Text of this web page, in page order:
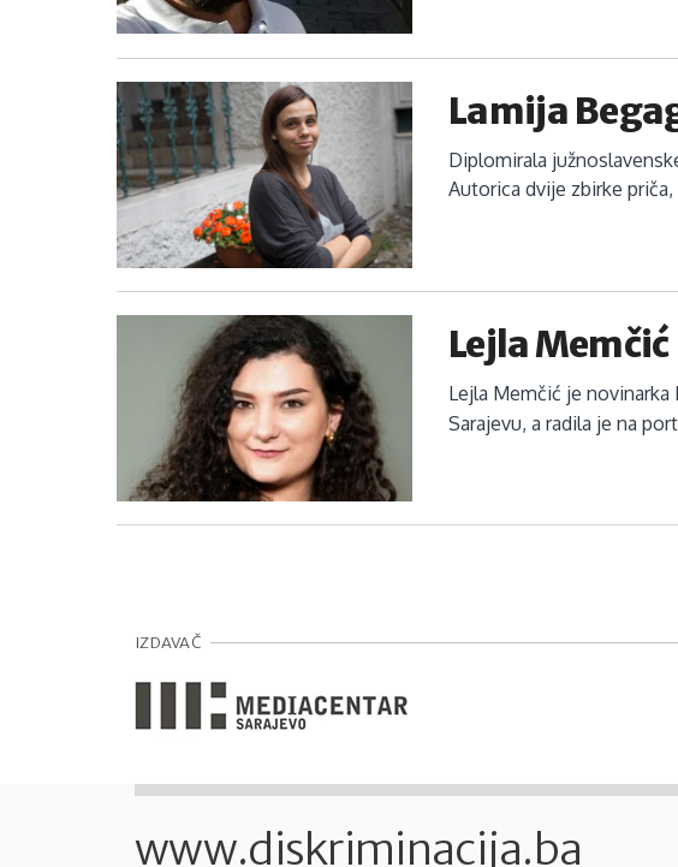
Lamija
Diplomirala
Autorica dvije zbirke
Lejla Memčić
Lejla Memčić je
Sarajevu, a radila je na
IZDAVAČ
www.diskriminacija.ba